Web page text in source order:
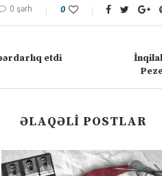
0 şərh 0
etdi
ƏLAQƏLI POSTLAR